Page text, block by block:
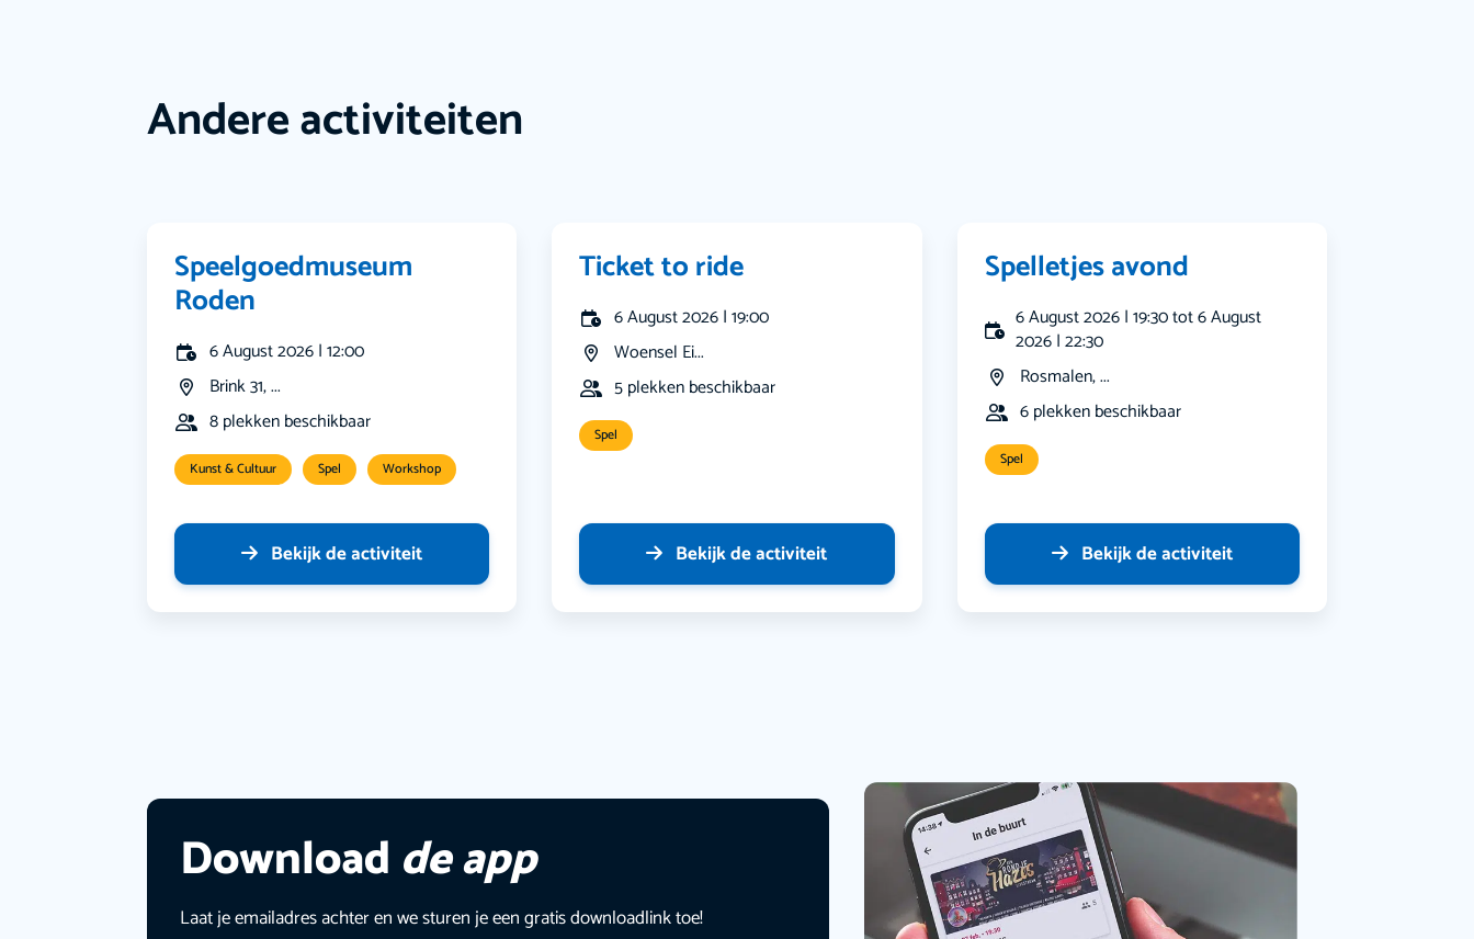
Andere activiteiten
Speelgoedmuseum
Roden
6 August 2026 | 12:00
Brink 31, ...
8 plekken beschikbaar
Kunst & Cultuur Spel Workshop
Bekijk de activiteit
Ticket to ride
6 August 2026 | 19:00
Woensel Ei...
5 plekken beschikbaar
Spel
Bekijk de activiteit
Spelletjes avond
6 August 2026 | 19:30 tot 6 August
2026 | 22:30
Rosmalen, ...
6 plekken beschikbaar
Spel
Bekijk de activiteit
Download de app
Laat je emailadres achter en we sturen je een gratis downloadlink toe!